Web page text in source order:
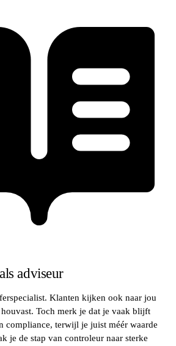
adviseur
Klanten kijken ook naar jou
Toch merk je dat je vaak blijft
compliance, terwijl je juist méér waarde
je de stap van controleur naar sterke